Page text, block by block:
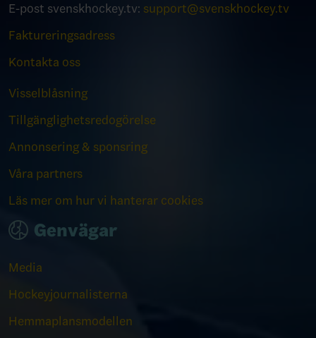
E-post svenskhockey.tv: support@svenskhockey.tv
Faktureringsadress
Kontakta oss
Visselblåsning
Tillgänglighetsredogörelse
Annonsering & sponsring
Våra partners
Läs mer om hur vi hanterar cookies
Genvägar
Media
Hockeyjournalisterna
Hemmaplansmodellen